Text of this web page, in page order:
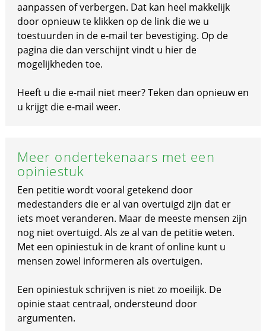
aanpassen of verbergen. Dat kan heel makkelijk
door opnieuw te klikken op de link die we u
toestuurden in de e-mail ter bevestiging. Op de
pagina die dan verschijnt vindt u hier de
mogelijkheden toe.
Heeft u die e-mail niet meer? Teken dan opnieuw en
u krijgt die e-mail weer.
Meer ondertekenaars met een
opiniestuk
Een petitie wordt vooral getekend door
medestanders die er al van overtuigd zijn dat er
iets moet veranderen. Maar de meeste mensen zijn
nog niet overtuigd. Als ze al van de petitie weten.
Met een opiniestuk in de krant of online kunt u
mensen zowel informeren als overtuigen.
Een opiniestuk schrijven is niet zo moeilijk. De
opinie staat centraal, ondersteund door
argumenten.